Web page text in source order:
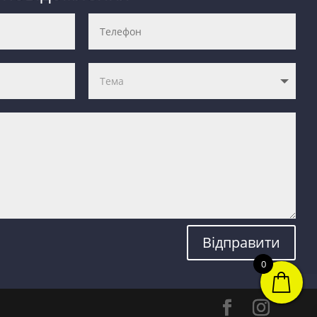
Відправити
0